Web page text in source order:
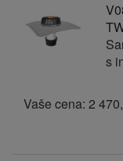
s
Vaše cena: 2